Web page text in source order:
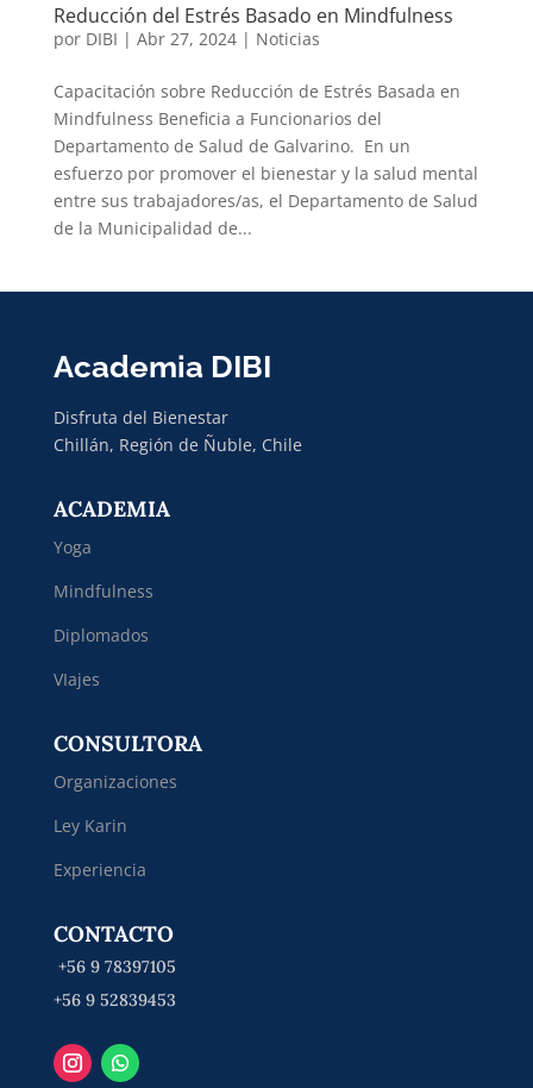
Reducción del Estrés Basado en Mindfulness
por DIBI | Abr 27, 2024| Noticias
Capacitación sobre Reducción de Estrés Basada en
Mindfulness Beneficia a Funcionarios del
Departamento de Salud de Galvarino. En un
esfuerzo por promover el bienestar y la salud mental
entre sus trabajadores/as, el Departamento de Salud
de la Municipalidad de...
Academia DIBI
Disfruta del Bienestar
Chillán, Región de Ñuble, Chile
ACADEMIA
Yoga
Mindfulness
Diplomados
VIajes
CONSULTORA
Organizaciones
Ley Karin
Experiencia
CONTACTO
+56 9 78397105
+56 9 52839453